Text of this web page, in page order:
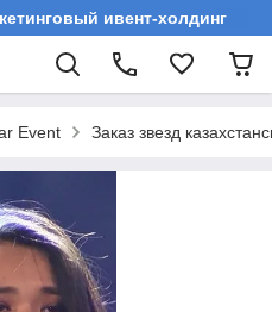
ивент-холдинг
Event Заказ звезд